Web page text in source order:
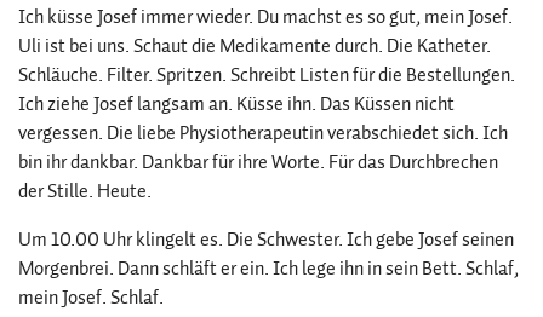
Ich küsse Josef immer wieder. Du machst es so gut, mein Josef.
Uli ist bei uns. Schaut die Medikamente durch. Die Katheter.
Schläuche. Filter. Spritzen. Schreibt Listen für die Bestellungen.
Ich ziehe Josef langsam an. Küsse ihn. Das Küssen nicht
vergessen. Die liebe Physiotherapeutin verabschiedet sich. Ich
bin ihr dankbar. Dankbar für ihre Worte. Für das Durchbrechen
der Stille. Heute.
Um 10.00 Uhr klingelt es. Die Schwester. Ich gebe Josef seinen
Morgenbrei. Dann schläft er ein. Ich lege ihn in sein Bett. Schlaf,
mein Josef. Schlaf.